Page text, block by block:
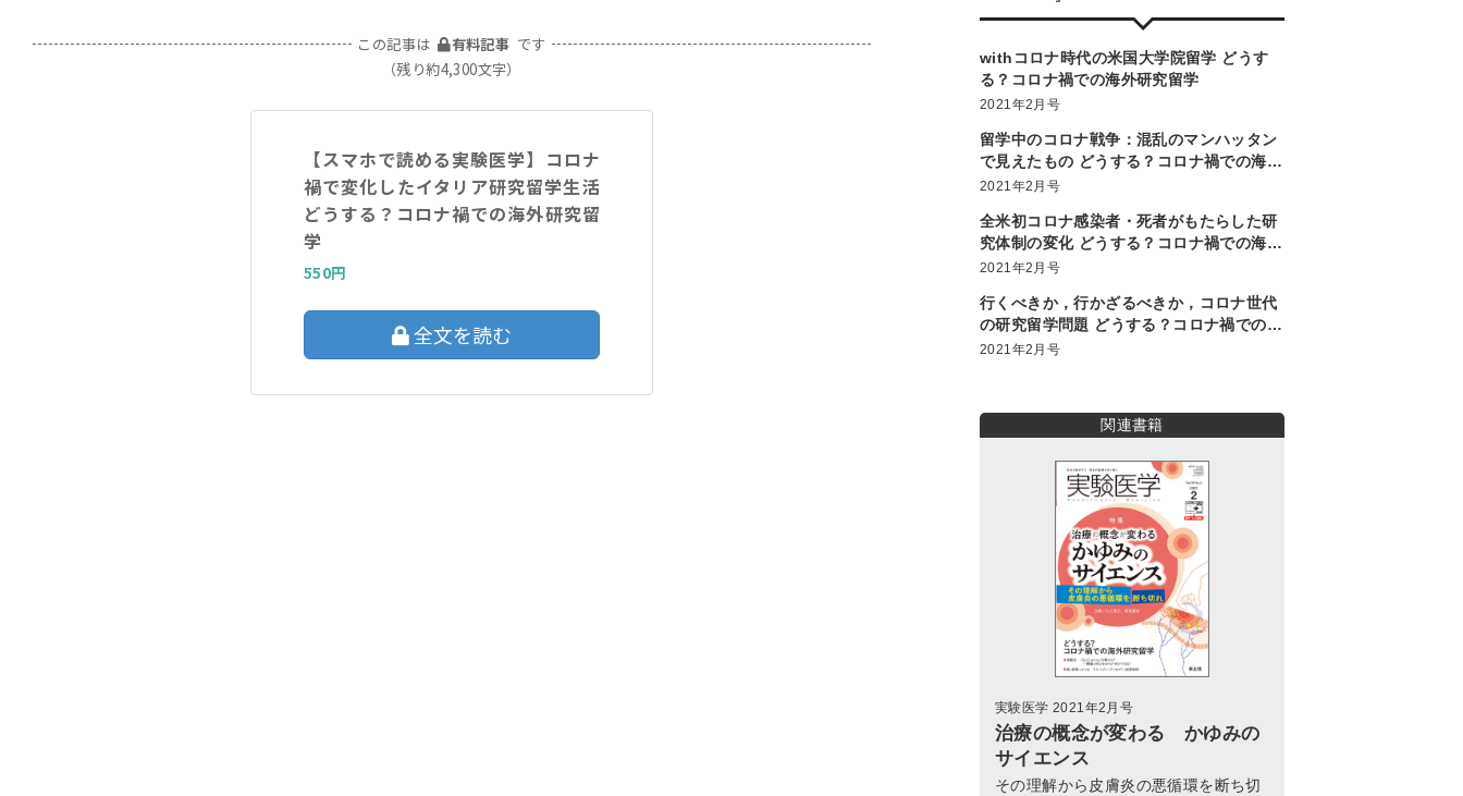
この記事は 有料記事 です
（残り約4,300文字）
【スマホで読める実験医学】コロナ
禍で変化したイタリア研究留学生活
どうする？コロナ禍での海外研究留
学
550円
全文を読む
withコロナ時代の米国大学院留学 どうす
る？コロナ禍での海外研究留学
2021年2月号
留学中のコロナ戦争：混乱のマンハッタン
で見えたもの どうする？コロナ禍での海外
研究留学
2021年2月号
全米初コロナ感染者・死者がもたらした研
究体制の変化 どうする？コロナ禍での海外
研究留学
2021年2月号
行くべきか，行かざるべきか，コロナ世代
の研究留学問題 どうする？コロナ禍での海
外研究留学
2021年2月号
関連書籍
実験医学 2021年2月号
治療の概念が変わる かゆみの
サイエンス
その理解から皮膚炎の悪循環を断ち切